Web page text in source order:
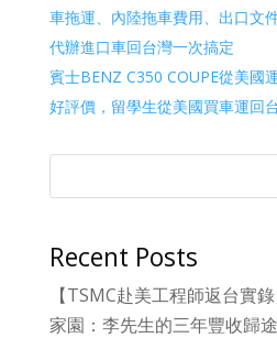
車拖運、內陸拖車費用、出口文
代辦進口車回台灣一次搞定
賓士BENZ C350 COUPE從美國
好評價，留學生從美國買車運回
Recent Posts
【TSMC赴美工程師返台實
家園：李先生的三年豐收歸